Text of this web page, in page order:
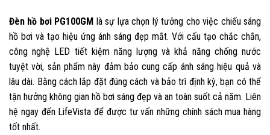
Đèn hồ bơi PG100GM là sự lựa chọn lý tưởng cho việc chiếu sáng
hồ bơi và tạo hiệu ứng ánh sáng đẹp mắt. Với cấu tạo chắc chắn,
công nghệ LED tiết kiệm năng lượng và khả năng chống nước
tuyệt vời, sản phẩm này đảm bảo cung cấp ánh sáng hiệu quả và
lâu dài. Bằng cách lắp đặt đúng cách và bảo trì định kỳ, bạn có thể
tận hưởng không gian hồ bơi sáng đẹp và an toàn suốt cả năm. Liên
hệ ngay đến LifeVista để được tư vấn những chính sách mua hàng
tốt nhất.